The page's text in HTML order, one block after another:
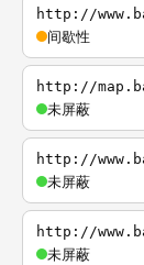
http://
间歇性
http://
未屏蔽
http://
未屏蔽
http://
未屏蔽